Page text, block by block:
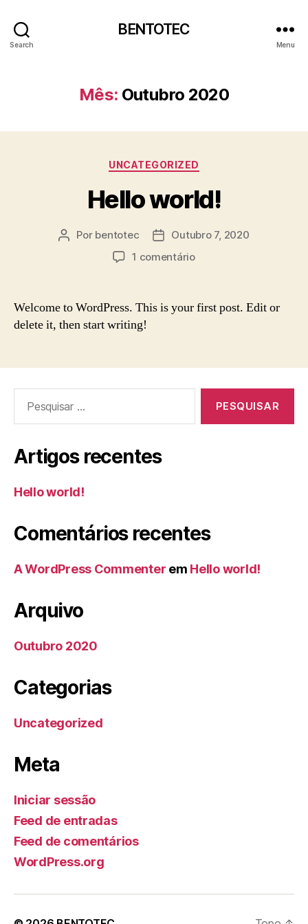
Search
BENTOTEC
Menu
Mês: Outubro 2020
Categorias
UNCATEGORIZED
Hello world!
Autor
Por bentotec
DataOutubro 7, 2020
1 comentárioem
Welcome to WordPress. This is your first post. Edit or
delete it, then start writing!
por:
Artigos recentes
Hello world!
Comentários recentes
A WordPress Commenter em Hello world!
Arquivo
Outubro 2020
Categorias
Uncategorized
Meta
Iniciar sessão
Feed de entradas
Feed de comentários
WordPress.org